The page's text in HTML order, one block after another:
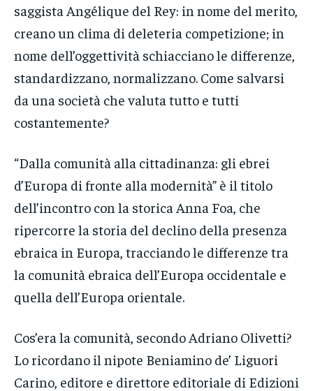
saggista Angélique del Rey: in nome del merito,
creano un clima di deleteria competizione; in
nome dell’oggettività schiacciano le differenze,
standardizzano, normalizzano. Come salvarsi
da una società che valuta tutto e tutti
costantemente?
“Dalla comunità alla cittadinanza: gli ebrei
d’Europa di fronte alla modernità” è il titolo
dell’incontro con la storica Anna Foa, che
ripercorre la storia del declino della presenza
ebraica in Europa, tracciando le differenze tra
la comunità ebraica dell’Europa occidentale e
quella dell’Europa orientale.
Cos’era la comunità, secondo Adriano Olivetti?
Lo ricordano il nipote Beniamino de’ Liguori
Carino, editore e direttore editoriale di Edizioni